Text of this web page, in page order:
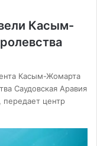
Касым-
Касым-Жомарта
Саудовская Аравия
центр